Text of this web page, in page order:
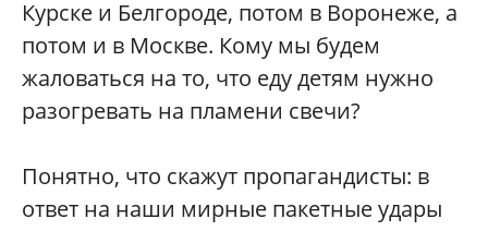
Курске и Белгороде, потом в Воронеже, а
потом и в Москве. Кому мы будем
жаловаться на то, что еду детям нужно
разогревать на пламени свечи?
Понятно, что скажут пропагандисты: в
ответ на наши мирные пакетные удары